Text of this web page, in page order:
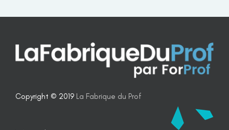
Copyright © 2019 La Fabrique du Prof